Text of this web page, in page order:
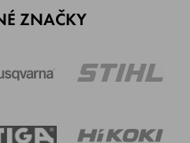
ZNAČKY